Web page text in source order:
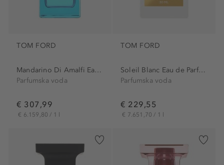
TOM FORD
Mandarino Di Amalfi Eau de...
Parfumska voda
€ 307,99
€ 6.159,80 / 1 l
TOM FORD
Soleil Blanc Eau de Parfum
Parfumska voda
€ 229,55
€ 7.651,70 / 1 l